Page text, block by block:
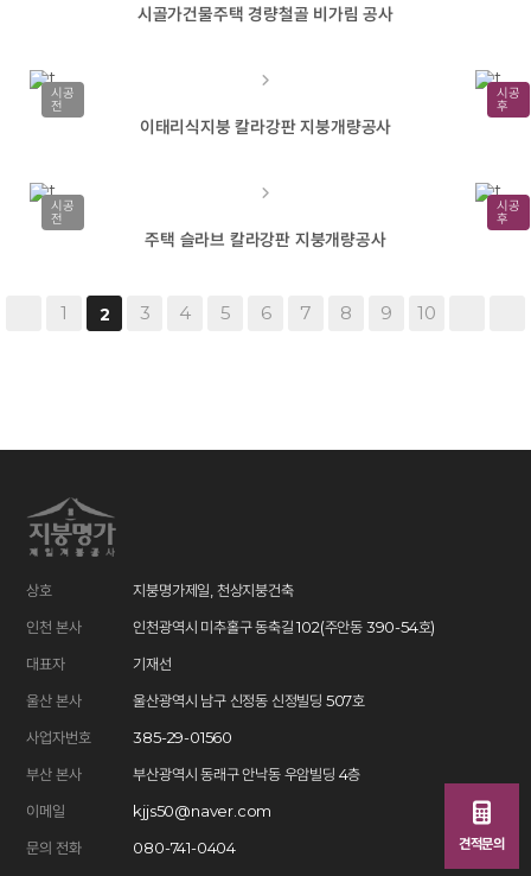
시골가건물주택 경량철골 비가림 공사
시공
전
시공
후
이태리식지붕 칼라강판 지붕개량공사
시공
전
시공
후
주택 슬라브 칼라강판 지붕개량공사
1 2 3 4 5 6 7 8 9 10
상호
지붕명가제일, 천상지붕건축
인천 본사
인천광역시 미추홀구 동축길 102(주안동 390-54호)
대표자
기재선
울산 본사
울산광역시 남구 신정동 신정빌딩 507호
사업자번호
385-29-01560
부산 본사
부산광역시 동래구 안낙동 우암빌딩 4층
이메일
kjjs50@naver.com
문의 전화
080-741-0404 견적문의